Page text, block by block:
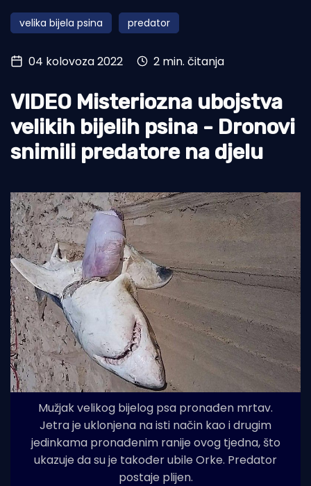
Obala
Otoci
Turizam i nautika
Pomorstvo
Ribolov
Ekologija
velika bijela psina predator
04 kolovoza 2022 2 min. čitanja
VIDEO Misteriozna ubojstva
velikih bijelih psina - Dronovi
snimili predatore na djelu
Mužjak velikog bijelog psa pronađen mrtav.
Jetra je uklonjena na isti način kao i drugim
jedinkama pronađenim ranije ovog tjedna, što
ukazuje da su je također ubile Orke. Predator
postaje plijen.